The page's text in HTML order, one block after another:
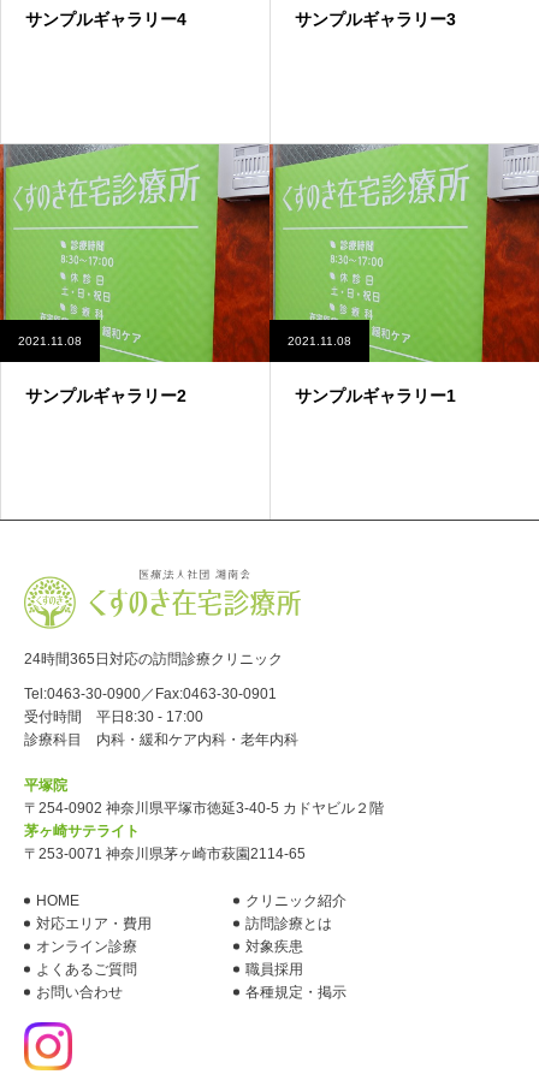
サンプルギャラリー4 サンプルギャラリー3
2021.11.08
サンプルギャラリー2
2021.11.08
サンプルギャラリー1
24時間365日対応の訪問診療クリニック
Tel:0463-30-0900 ／Fax:0463-30-0901
受付時間 平日8:30 - 17:00
診療科目 内科・緩和ケア内科・老年内科
平塚院
〒254-0902 神奈川県平塚市徳延3-40-5 カドヤビル２階
茅ヶ崎サテライト
〒253-0071 神奈川県茅ヶ崎市萩園2114-65
HOME
クリニック紹介
対応エリア・費用
訪問診療とは
オンライン診療
対象疾患
よくあるご質問
職員採用
お問い合わせ
各種規定・掲示